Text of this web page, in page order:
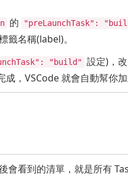
的 "preLaunchTask":
籤名稱(label)。
"build" 設定)，
成，VSCode 就會自動幫你加
會看到的清單，就是所有